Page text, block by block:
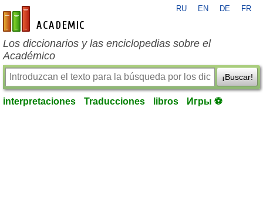
es-academic.com
RU EN DE FR
Los diccionarios y las enciclopedias sobre el
Académico
¡Buscar!
interpretaciones Traducciones libros Игры ⚽